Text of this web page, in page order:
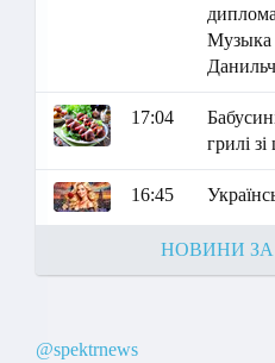
Музыка
17:04
грилі
16:45
НОВИНИ ЗА
@spektrnews